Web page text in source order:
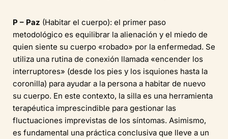
P – Paz (Habitar el cuerpo): el primer paso
metodológico es equilibrar la alienación y el miedo de
quien siente su cuerpo «robado» por la enfermedad. Se
utiliza una rutina de conexión llamada «encender los
interruptores» (desde los pies y los isquiones hasta la
coronilla) para ayudar a la persona a habitar de nuevo
su cuerpo. En este contexto, la silla es una herramienta
terapéutica imprescindible para gestionar las
fluctuaciones imprevistas de los síntomas. Asimismo,
es fundamental una práctica conclusiva que lleve a un